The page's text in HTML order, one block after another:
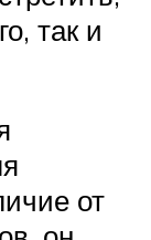
так и
от